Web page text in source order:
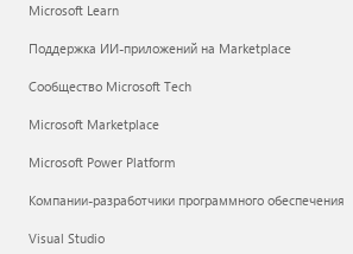
Microsoft Learn
Поддержка ИИ-приложений на Marketplace
Сообщество Microsoft Tech
Microsoft Marketplace
Microsoft Power Platform
Компании-разработчики программного обеспечения
Visual Studio